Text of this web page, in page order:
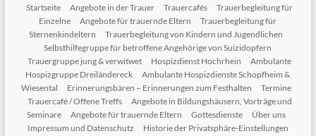
Startseite
Angebote in der Trauer Trauercafés
Trauerbegleitung für
Einzelne
Angebote für trauernde Eltern
Trauerbegleitung für
Sternenkindeltern
Trauerbegleitung von Kindern und Jugendlichen
Selbsthilfegruppe für betroffene Angehörige von Suizidopfern
Trauergruppe jung & verwitwet
Hospizdienst Hochrhein
Ambulante
Hospizgruppe Dreiländereck
Ambulante Hospizdienste Schopfheim &
Wiesental
Erinnerungsbären – Erinnerungen zum Festhalten
Termine
Trauercafé / Offene Treffs
Angebote in Bildungshäusern, Vorträge und
Seminare
Angebote für trauernde Eltern Gottesdienste
Über uns
Impressum und Datenschutz
Historie der Privatsphäre-Einstellungen